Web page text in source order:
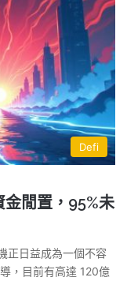
Defi
閒置，95%未
正日益成為一個不容
，目前有高達 120億